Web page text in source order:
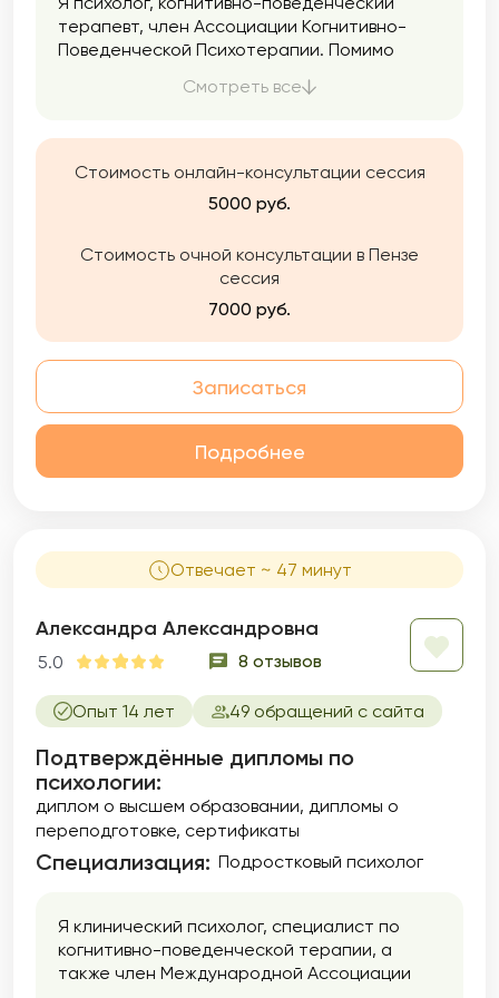
терапевт, член Ассоциации Когнитивно-
Поведенческой Психотерапии. Помимо
клинике, в том числе на кризисной линии, и
и работы с сотрудниками и руководителями
IT-компаний.
Смотреть все
Стоимость онлайн-консультации сессия
5000 руб.
Стоимость очной консультации в Пензе
сессия
7000 руб.
Записаться
Подробнее
Отвечает ~ 47 минут
Александра Александровна
5.0 8 отзывов
Опыт 14 лет 49 обращений с сайта
Подтверждённые дипломы по
психологии:
диплом о высшем образовании дипломы о
переподготовке сертификаты
Специализация: Подростковый психолог
Я клинический психолог, специалист по
когнитивно-поведенческой терапии, а
также член Международной Ассоциации